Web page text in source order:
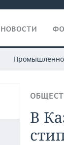
НОВОСТИ
В